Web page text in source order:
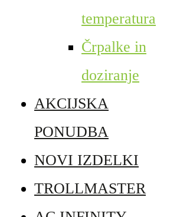
temperatura
Črpalke in
doziranje
AKCIJSKA
PONUDBA
NOVI IZDELKI
TROLLMASTER